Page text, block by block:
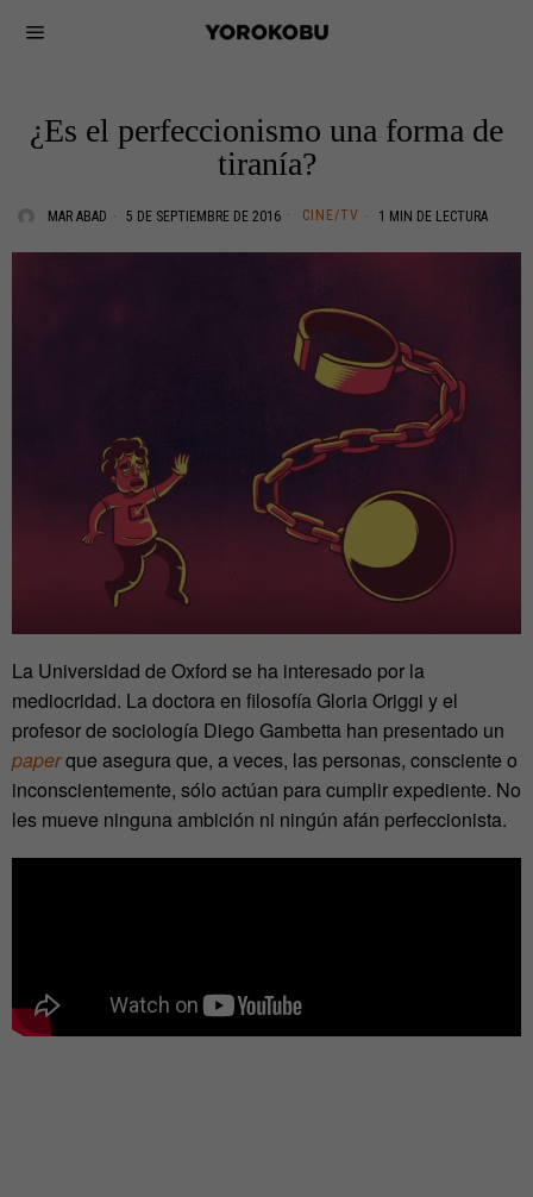
¿Es el perfeccionismo una forma de
tiranía?
MAR ABAD 5 DE SEPTIEMBRE DE 2016 CINE/TV 1 MIN DE LECTURA
La Universidad de Oxford se ha interesado por la
mediocridad. La doctora en filosofía Gloria Origgi y el
profesor de sociología Diego Gambetta han presentado un
paperque asegura que, a veces, las personas, consciente o
inconscientemente, sólo actúan para cumplir expediente. No
les mueve ninguna ambición ni ningún afán perfeccionista.